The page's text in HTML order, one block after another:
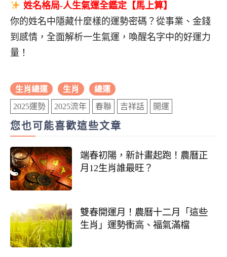
姓名格局-人生氣運全鑑定【馬上算】
你的姓名中隱藏什麼樣的運勢密碼？從事業、金錢
到感情，全面解析一生氣運，喚醒名字中的好運力
量！
生肖總運 生肖 總運
2025運勢 2025流年 春聯 吉祥話 開運
您也可能喜歡這些文章
端春初陽，新計畫起跑！農曆正
月12生肖誰最旺？
雙春開運月！農曆十二月「這些
生肖」運勢衝高、福氣滿檔